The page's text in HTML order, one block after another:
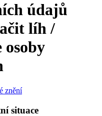
údajů
líh /
osoby
znění
situace